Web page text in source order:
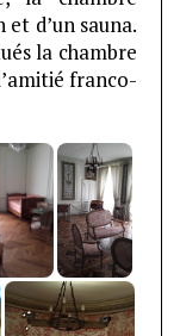
et d’un sauna.
la chambre
franco-